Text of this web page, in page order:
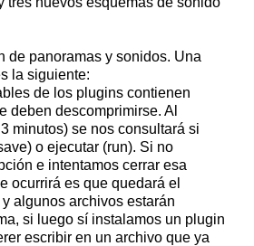
de panoramas y sonidos. Una
la siguiente:
de los plugins contienen
deben descomprimirse. Al
minutos) se nos consultará si
o ejecutar (run). Si no
e intentamos cerrar esa
ocurrirá es que quedará el
algunos archivos estarán
si luego sí instalamos un plugin
escribir en un archivo que ya